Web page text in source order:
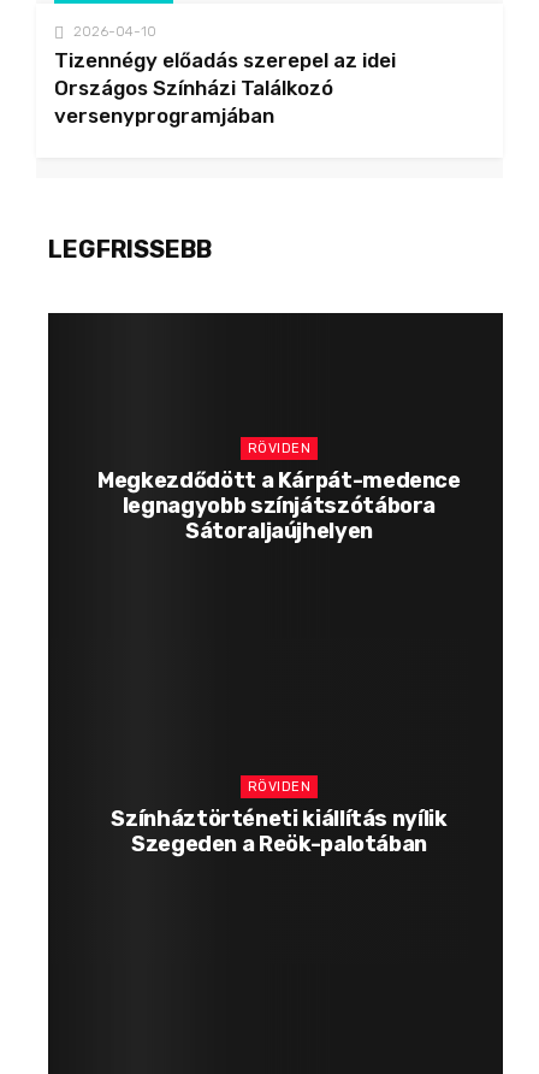
2026-04-10
Tizennégy előadás szerepel az idei
Országos Színházi Találkozó
versenyprogramjában
LEGFRISSEBB
RÖVIDEN
Megkezdődött a Kárpát-medence
legnagyobb színjátszótábora
Sátoraljaújhelyen
RÖVIDEN
Színháztörténeti kiállítás nyílik
Szegeden a Reök-palotában